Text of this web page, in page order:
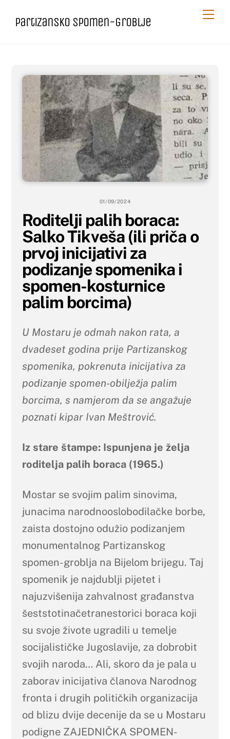
Partizansko spomen-groblje
01/09/2024
Roditelji palih boraca:
Salko Tikveša (ili priča o
prvoj inicijativi za
podizanje spomenika i
spomen-kosturnice
palim borcima)
U Mostaru je odmah nakon rata, a
dvadeset godina prije Partizanskog
spomenika, pokrenuta inicijativa za
podizanje spomen-obilježja palim
borcima, s namjerom da se angažuje
poznati kipar Ivan Meštrović.
Iz stare štampe: Ispunjena je želja
roditelja palih boraca (1965.)
Mostar se svojim palim sinovima,
junacima narodnooslobodilačke borbe,
zaista dostojno odužio podizanjem
monumentalnog Partizanskog
spomen-groblja na Bijelom brijegu. Taj
spomenik je najdublji pijetet i
najuzvišenija zahvalnost građanstva
šeststotinačetranestorici boraca koji
su svoje živote ugradili u temelje
socijalističke Jugoslavije, za dobrobit
svojih naroda… Ali, skoro da je pala u
zaborav inicijativa članova Narodnog
fronta i drugih političkih organizacija
od blizu dvije decenije da se u Mostaru
podigne ZAJEDNIČKA SPOMEN-